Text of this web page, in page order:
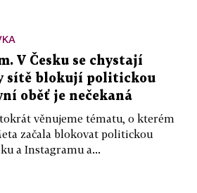
V Česku se chystají
sítě blokují politickou
oběť je nečekaná
věnujeme tématu, o kterém
začala blokovat politickou
a Instagramu a...